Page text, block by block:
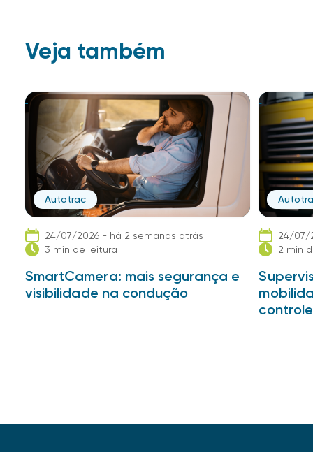
Veja também
Autotrac
24/07/2026 - há 2 semanas atrás
3 min de leitura
SmartCamera: mais segurança e
visibilidade na condução
24/07/
2 min